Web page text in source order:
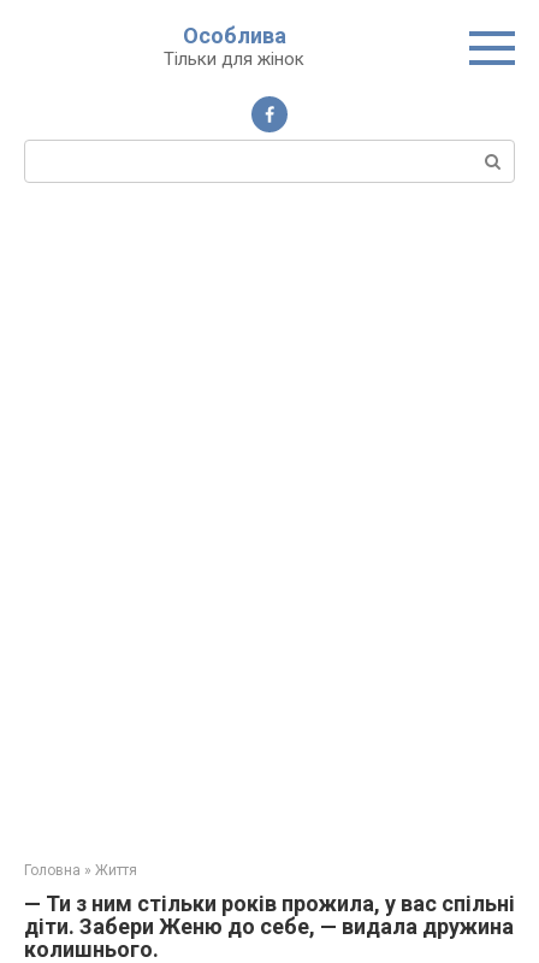
Особлива
Тільки для жінок
Пошук:
Головна » Життя
— Ти з ним стільки років прожила, у вас спільні
діти. Забери Женю до себе, — видала дружина
колишнього.